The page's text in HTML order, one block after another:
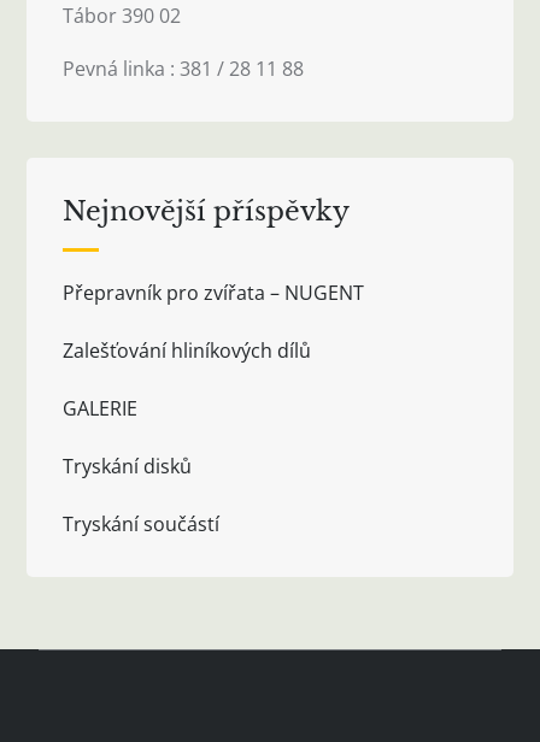
Tábor 390 02
Pevná linka : 381 / 28 11 88
Nejnovější příspěvky
Přepravník pro zvířata – NUGENT
Zalešťování hliníkových dílů
GALERIE
Tryskání disků
Tryskání součástí